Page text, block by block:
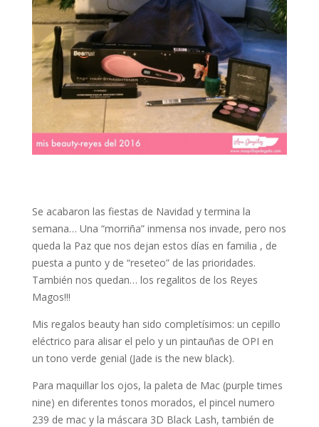
Se acabaron las fiestas de Navidad y termina la
semana… Una “morriña” inmensa nos invade, pero nos
queda la Paz que nos dejan estos días en familia , de
puesta a punto y de “reseteo” de las prioridades.
También nos quedan… los regalitos de los Reyes
Magos!!!
Mis regalos beauty han sido completísimos: un cepillo
eléctrico para alisar el pelo y un pintauñas de OPI en
un tono verde genial (Jade is the new black).
Para maquillar los ojos, la paleta de Mac (purple times
nine) en diferentes tonos morados, el pincel numero
239 de mac y la máscara 3D Black Lash, también de